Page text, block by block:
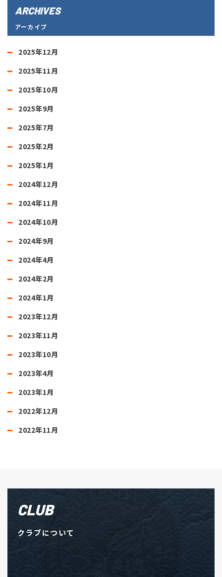
ARCHIVES
アーカイブ
2025年12月
2025年11月
2025年10月
2025年9月
2025年7月
2025年2月
2025年1月
2024年12月
2024年11月
2024年10月
2024年9月
2024年4月
2024年2月
2024年1月
2023年12月
2023年11月
2023年10月
2023年4月
2023年1月
2022年12月
2022年11月
CLUB
クラブについて